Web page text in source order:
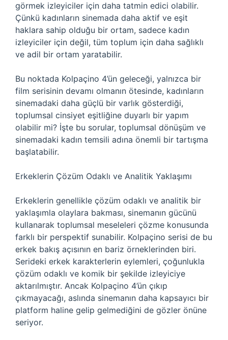
görmek izleyiciler için daha tatmin edici olabilir.
Çünkü kadınların sinemada daha aktif ve eşit
haklara sahip olduğu bir ortam, sadece kadın
izleyiciler için değil, tüm toplum için daha sağlıklı
ve adil bir ortam yaratabilir.
Bu noktada Kolpaçino 4’ün geleceği, yalnızca bir
film serisinin devamı olmanın ötesinde, kadınların
sinemadaki daha güçlü bir varlık gösterdiği,
toplumsal cinsiyet eşitliğine duyarlı bir yapım
olabilir mi? İşte bu sorular, toplumsal dönüşüm ve
sinemadaki kadın temsili adına önemli bir tartışma
başlatabilir.
Erkeklerin Çözüm Odaklı ve Analitik Yaklaşımı
Erkeklerin genellikle çözüm odaklı ve analitik bir
yaklaşımla olaylara bakması, sinemanın gücünü
kullanarak toplumsal meseleleri çözme konusunda
farklı bir perspektif sunabilir. Kolpaçino serisi de bu
erkek bakış açısının en bariz örneklerinden biri.
Serideki erkek karakterlerin eylemleri, çoğunlukla
çözüm odaklı ve komik bir şekilde izleyiciye
aktarılmıştır. Ancak Kolpaçino 4’ün çıkıp
çıkmayacağı, aslında sinemanın daha kapsayıcı bir
platform haline gelip gelmediğini de gözler önüne
seriyor.